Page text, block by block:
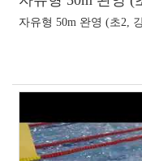
자유형 50m 완영 (초2,